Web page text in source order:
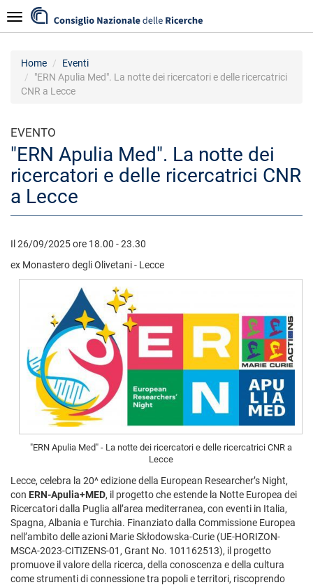
al
contenuto
Navigazione
Home
Eventi
"ERN Apulia Med". La notte dei ricercatori e delle ricercatrici
CNR a Lecce
EVENTO
"ERN Apulia Med". La notte dei
ricercatori e delle ricercatrici CNR
a Lecce
Il 26/09/2025 ore 18.00 - 23.30
ex Monastero degli Olivetani - Lecce
"ERN Apulia Med" - La notte dei ricercatori e delle ricercatrici CNR a
Lecce
Lecce, celebra la 20^ edizione della European Researcher’s Night,
con ERN-Apulia+MED, il progetto che estende la Notte Europea dei
Ricercatori dalla Puglia all’area mediterranea, con eventi in Italia,
Spagna, Albania e Turchia. Finanziato dalla Commissione Europea
nell’ambito delle azioni Marie Skłodowska-Curie (UE-HORIZON-
MSCA-2023-CITIZENS-01, Grant No. 101162513), il progetto
promuove il valore della ricerca, della conoscenza e della cultura
come strumenti di connessione tra popoli e territori, riscoprendo